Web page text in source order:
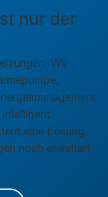
nur der
Wir
eine Lösung,
noch erweitert